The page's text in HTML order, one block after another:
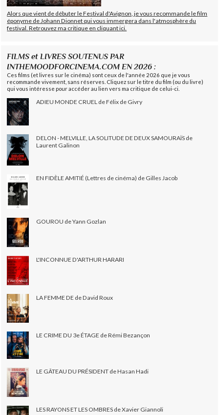
Alors que vient de débuter le Festival d'Avignon, je vous recommande le film
éponyme de Johann Dionnet qui vous immergera dans l'atmosphère du
festival. Retrouvez ma critique en cliquant ici.
FILMS et LIVRES SOUTENUS PAR
INTHEMOODFORCINEMA.COM EN 2026 :
Ces films (et livres sur le cinéma) sont ceux de l'année 2026 que je vous
recommande vivement, sans réserves. Cliquez sur le titre du film (ou du livre)
qui vous intéresse pour accéder au lien vers ma critique de celui-ci.
ADIEU MONDE CRUEL de Félix de Givry
DELON - MELVILLE, LA SOLITUDE DE DEUX SAMOURAÏS de
Laurent Galinon
EN FIDÈLE AMITIÉ (Lettres de cinéma) de Gilles Jacob
GOUROU de Yann Gozlan
L'INCONNUE D'ARTHUR HARARI
LA FEMME DE de David Roux
LE CRIME DU 3e ÉTAGE de Rémi Bezançon
LE GÂTEAU DU PRÉSIDENT de Hasan Hadi
LES RAYONS ET LES OMBRES de Xavier Giannoli